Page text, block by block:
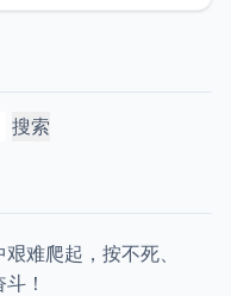
难爬起，按不死、
！